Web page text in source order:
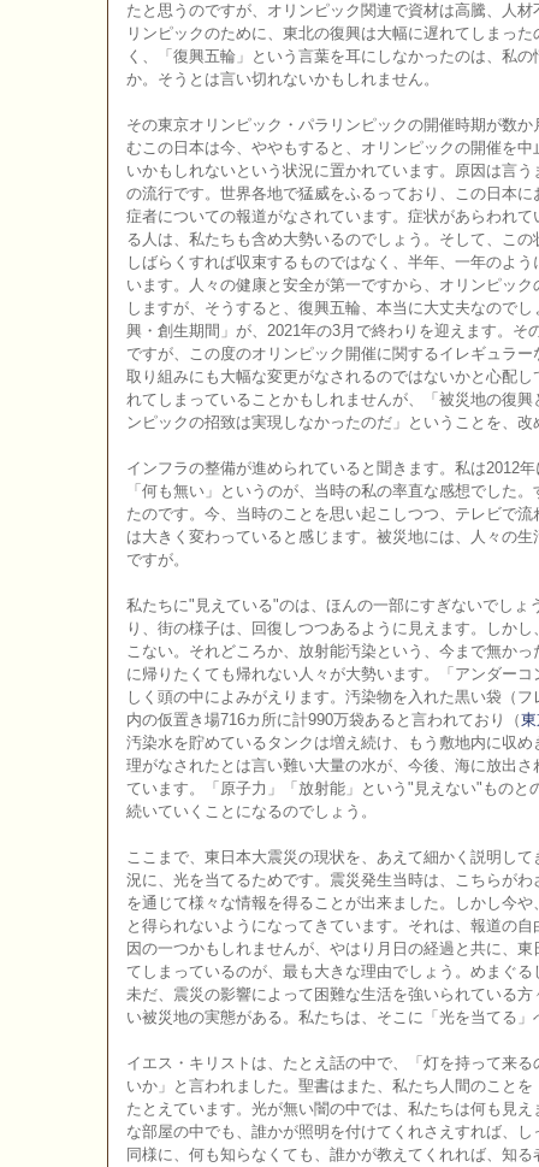
たと思うのですが、オリンピック関連で資材は高騰、人
リンピックのために、東北の復興は大幅に遅れてしまっ
く、「復興五輪」という言葉を耳にしなかったのは、私
か。そうとは言い切れないかもしれません。
その東京オリンピック・パラリンピックの開催時期が数
むこの日本は今、ややもすると、オリンピックの開催を
いかもしれないという状況に置かれています。原因は言
の流行です。世界各地で猛威をふるっており、この日本
症者についての報道がなされています。症状があらわれ
る人は、私たちも含め大勢いるのでしょう。そして、こ
しばらくすれば収束するものではなく、半年、一年のよ
います。人々の健康と安全が第一ですから、オリンピッ
しますが、そうすると、復興五輪、本当に大丈夫なので
興・創生期間」が、2021年の3月で終わりを迎えます。そ
ですが、この度のオリンピック開催に関するイレギュラ
取り組みにも大幅な変更がなされるのではないかと心配
れてしまっていることかもしれませんが、「被災地の復
ンピックの招致は実現しなかったのだ」ということを、
インフラの整備が進められていると聞きます。私は2012
「何も無い」というのが、当時の私の率直な感想でした
たのです。今、当時のことを思い起こしつつ、テレビで
は大きく変わっていると感じます。被災地には、人々の
ですが。
私たちに"見えている"のは、ほんの一部にすぎないでしょ
り、街の様子は、回復しつつあるように見えます。しか
こない。それどころか、放射能汚染という、今まで無か
に帰りたくても帰れない人々が大勢います。「アンダー
しく頭の中によみがえります。汚染物を入れた黒い袋（
内の仮置き場716カ所に計990万袋あると言われており（
汚染水を貯めているタンクは増え続け、もう敷地内に収
理がなされたとは言い難い大量の水が、今後、海に放出
ています。「原子力」「放射能」という"見えない"ものと
続いていくことになるのでしょう。
ここまで、東日本大震災の現状を、あえて細かく説明し
況に、光を当てるためです。震災発生当時は、こちらが
を通じて様々な情報を得ることが出来ました。しかし今
と得られないようになってきています。それは、報道の
因の一つかもしれませんが、やはり月日の経過と共に、
てしまっているのが、最も大きな理由でしょう。めまぐ
未だ、震災の影響によって困難な生活を強いられている
い被災地の実態がある。私たちは、そこに「光を当てる
イエス・キリストは、たとえ話の中で、「灯を持って来
いか」と言われました。聖書はまた、私たち人間のこと
たとえています。光が無い闇の中では、私たちは何も見
な部屋の中でも、誰かが照明を付けてくれさえすれば、
同様に、何も知らなくても、誰かが教えてくれれば、知